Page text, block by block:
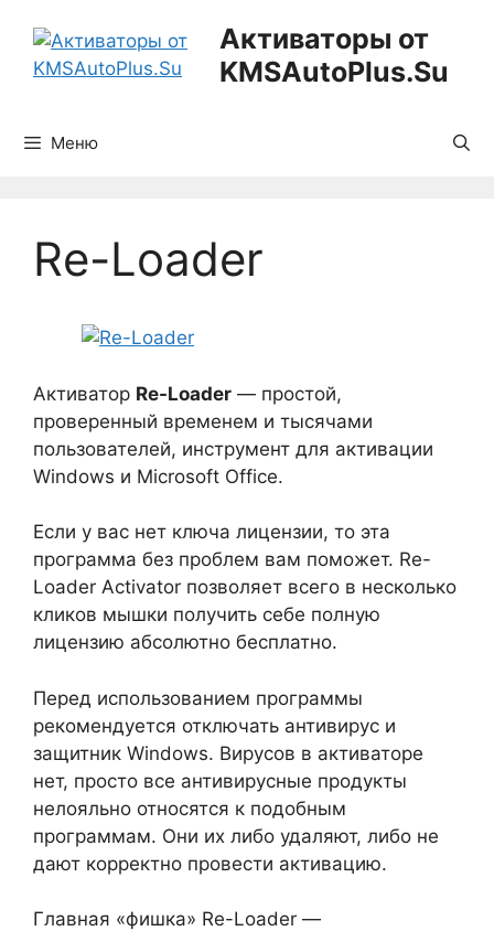
содержимому
Активаторы от
KMSAutoPlus.Su
Меню
Re-Loader
Активатор Re-Loader — простой,
проверенный временем и тысячами
пользователей, инструмент для активации
Windows и Microsoft Office.
Если у вас нет ключа лицензии, то эта
программа без проблем вам поможет. Re-
Loader Activator позволяет всего в несколько
кликов мышки получить себе полную
лицензию абсолютно бесплатно.
Перед использованием программы
рекомендуется отключать антивирус и
защитник Windows. Вирусов в активаторе
нет, просто все антивирусные продукты
нелояльно относятся к подобным
программам. Они их либо удаляют, либо не
дают корректно провести активацию.
Главная «фишка» Re-Loader —